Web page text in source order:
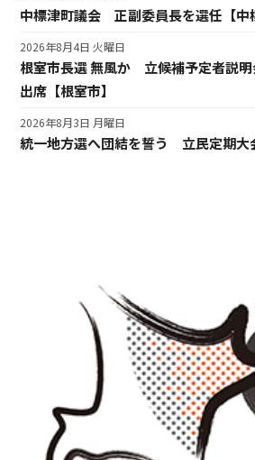
中標津町議会 正副委員長を選任【中
根室市長選 無風か 立候補予定者説
出席【根室市】
2026年8月4日 火曜日
統一地方選へ団結を誓う 立民定期大
2026年8月3日 月曜日